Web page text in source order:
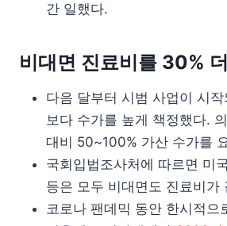
간 일했다.
비대면 진료비를 30%
다음 달부터 시범 사업이 시
보다 수가를 높게 책정했다.
대비 50~100% 가산 수가를
국회입법조사처에 따르면 미
등은 모두 비대면도 진료비가
코로나 팬데믹 동안 한시적으